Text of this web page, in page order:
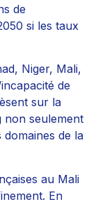
de
si les taux
Niger, Mali,
de
sur la
non seulement
domaines de la
au Mali
En